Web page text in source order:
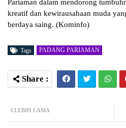
Pariaman dalam mendorong
kreatif dan kewirausahaan muda
berdaya saing. (Kominfo)
Tags PADANG PARIAMAN
LEBIH LAMA